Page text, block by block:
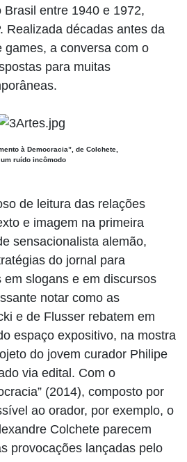
entre 1940 e 1972,
Realizada décadas antes da
games, a conversa com o
para muitas
à Democracia”, de Colchete,
ruído incômodo
de leitura das relações
e imagem na primeira
sensacionalista alemão,
do jornal para
slogans e em discursos
notar como as
e de Flusser rebatem em
espaço expositivo, na mostra
do jovem curador Philipe
via edital. Com o
(2014), composto por
ao orador, por exemplo, o
Colchete parecem
provocações lançadas pelo